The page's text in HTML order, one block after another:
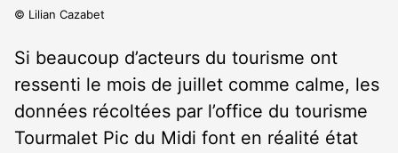
© Lilian Cazabet
Si beaucoup d’acteurs du tourisme ont
ressenti le mois de juillet comme calme, les
données récoltées par l’office du tourisme
Tourmalet Pic du Midi font en réalité état